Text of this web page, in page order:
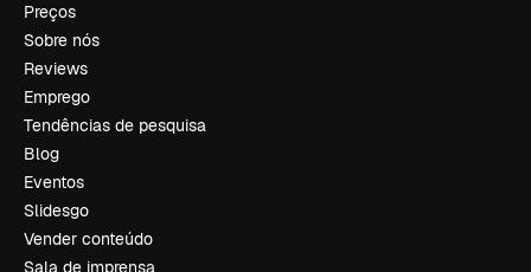
Preços
Sobre nós
Reviews
Emprego
Tendências de pesquisa
Blog
Eventos
Slidesgo
Vender conteúdo
Sala de imprensa